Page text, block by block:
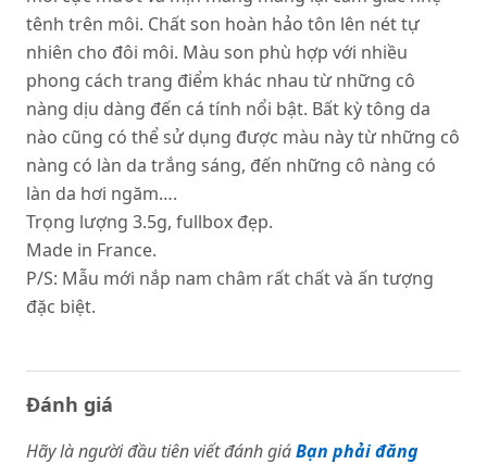
tênh trên môi. Chất son hoàn hảo tôn lên nét tự
nhiên cho đôi môi. Màu son phù hợp với nhiều
phong cách trang điểm khác nhau từ những cô
nàng dịu dàng đến cá tính nổi bật. Bất kỳ tông da
nào cũng có thể sử dụng được màu này từ những cô
nàng có làn da trắng sáng, đến những cô nàng có
làn da hơi ngăm….
Trọng lượng 3.5g, fullbox đẹp.
Made in France.
P/S: Mẫu mới nắp nam châm rất chất và ấn tượng
đặc biệt.
Đánh giá
Hãy là người đầu tiên viết đánh giáBạn phải đăng